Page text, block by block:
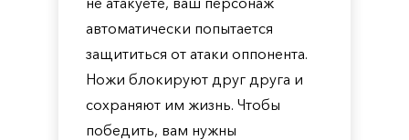
автоматически попытается
защититься от атаки оппонента.
Ножи блокируют друг друга и
сохраняют им жизнь. Чтобы
победить, вам нужны